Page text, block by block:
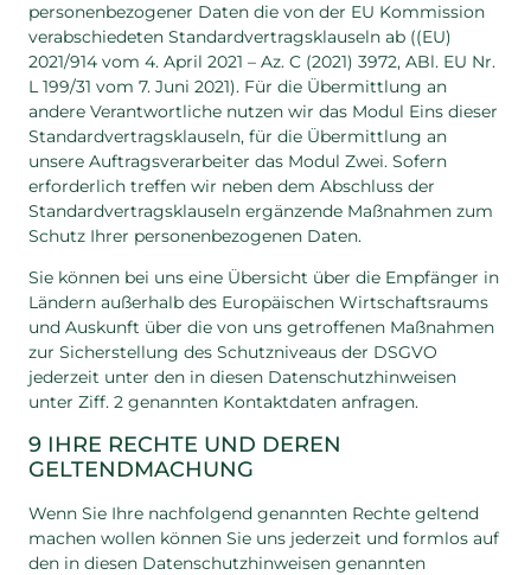
personenbezogener Daten die von der EU Kommission
verabschiedeten Standardvertragsklauseln ab ((EU)
2021/914 vom 4. April 2021 – Az. C (2021) 3972, ABl. EU Nr.
L 199/31 vom 7. Juni 2021). Für die Übermittlung an
andere Verantwortliche nutzen wir das Modul Eins dieser
Standardvertragsklauseln, für die Übermittlung an
unsere Auftragsverarbeiter das Modul Zwei. Sofern
erforderlich treffen wir neben dem Abschluss der
Standardvertragsklauseln ergänzende Maßnahmen zum
Schutz Ihrer personenbezogenen Daten.
Sie können bei uns eine Übersicht über die Empfänger in
Ländern außerhalb des Europäischen Wirtschaftsraums
und Auskunft über die von uns getroffenen Maßnahmen
zur Sicherstellung des Schutzniveaus der DSGVO
jederzeit unter den in diesen Datenschutzhinweisen
unter Ziff. 2 genannten Kontaktdaten anfragen.
9 IHRE RECHTE UND DEREN
GELTENDMACHUNG
Wenn Sie Ihre nachfolgend genannten Rechte geltend
machen wollen können Sie uns jederzeit und formlos auf
den in diesen Datenschutzhinweisen genannten